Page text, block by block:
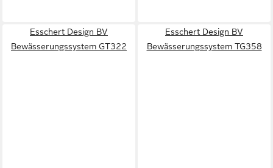
Esschert Design BV
Bewässerungssystem GT322
Esschert Design BV
Bewässerungssystem TG358